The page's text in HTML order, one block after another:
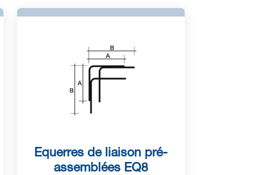
Equerres de liaison pré-
assemblées EQ8